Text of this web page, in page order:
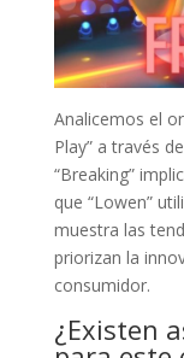
Analicemos el
Play” a través
“Breaking”
que “Lowen”
muestra las
priorizan la
consumidor.
¿Existen